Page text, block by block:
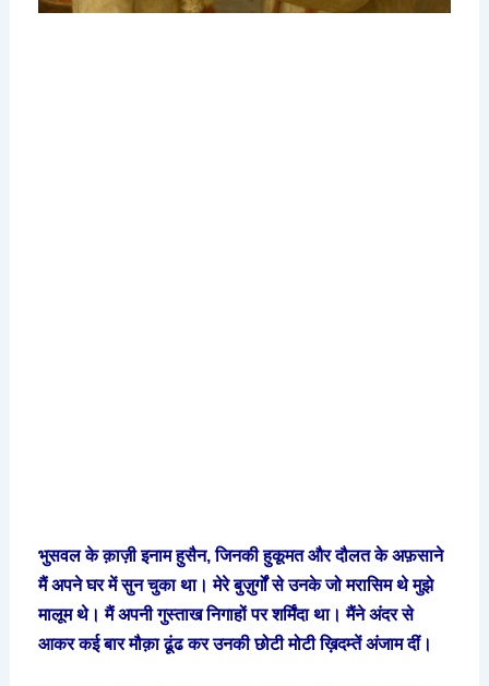
भुसवल के क़ाज़ी इनाम हुसैन,जिनकी हुकूमत और दौलत के अफ़साने
मैं अपने घर में सुन चुका था। मेरे बुज़ुर्गों से उनके जो मरासिम थे मुझे
मालूम थे। मैं अपनी गुस्ताख निगाहों पर शर्मिंदा था। मैंने अंदर से
आकर कई बार मौक़ा ढूंढ कर उनकी छोटी मोटी ख़िदम्तें अंजाम दीं।